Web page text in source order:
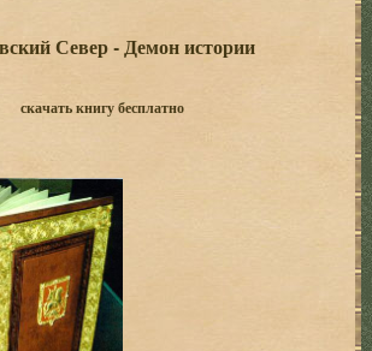
Север - Демон истории
скачать книгу бесплатно